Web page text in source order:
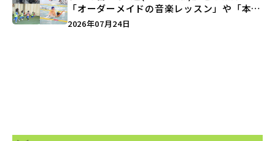
「オーダーメイドの音楽レッスン」や「本格
キックボクシング」で新しい自分を見つけよ
2026年07月24日